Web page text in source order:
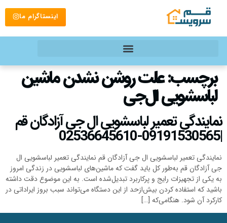
اینستاگرام ما
برچسب:علت روشن نشدن ماشین
لباسشویی ال‌جی
نمایندگی تعمیر لباسشویی ال جی آزادگان قم
|09191530565-02536645610
نمایندگی تعمیر لباسشویی ال جی آزادگان قم نمایندگی تعمیر لباسشویی ال
جی آزادگان قم به‌طور کل باید گفت که ماشین‌های لباسشویی در زندگی امروز
به یکی از تجهیزات رایج و پرکاربرد تبدیل‌شده است. به این موضوع دقت داشته
باشید که استفاده کردن بیش‌ازحد از این دستگاه می‌تواند سبب بروز ایراداتی در
کارکرد آن شود. هنگامی‌که […]